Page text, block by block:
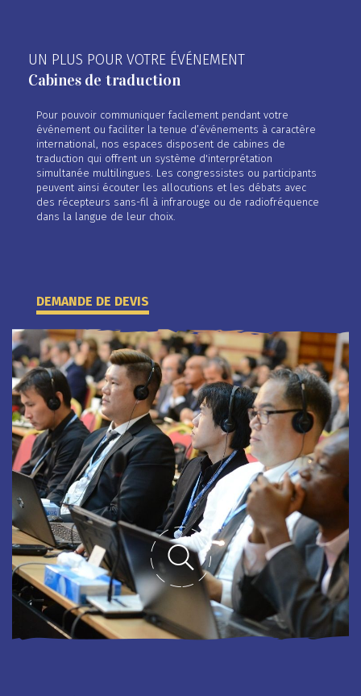
UN PLUS POUR VOTRE ÉVÉNEMENT
Cabines de traduction
Pour pouvoir communiquer facilement pendant votre
événement ou faciliter la tenue d’événements à caractère
international, nos espaces disposent de cabines de
traduction qui offrent un système d'interprétation
simultanée multilingues. Les congressistes ou participants
peuvent ainsi écouter les allocutions et les débats avec
des récepteurs sans-fil à infrarouge ou de radiofréquence
dans la langue de leur choix.
DEMANDE DE DEVIS